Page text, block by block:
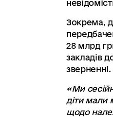
Зокрема,
28 млрд
закладів
зверненні.
«Ми
діти мали
щодо